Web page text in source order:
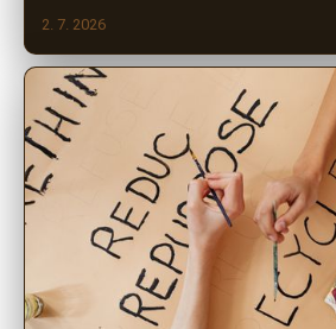
2. 7. 2026